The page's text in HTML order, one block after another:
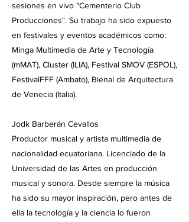
sesiones en vivo "Cementerio Club
Producciones". Su trabajo ha sido expuesto
en festivales y eventos académicos como:
Minga Multimedia de Arte y Tecnología
(mMAT), Cluster (ILIA), Festival SMOV (ESPOL),
FestivalFFF (Ambato), Bienal de Arquitectura
de Venecia (Italia).
Jodk Barberán Cevallos
Productor musical y artista multimedia de
nacionalidad ecuatoriana. Licenciado de la
Universidad de las Artes en producción
musical y sonora. Desde siempre la música
ha sido su mayor inspiración, pero antes de
ella la tecnología y la ciencia lo fueron